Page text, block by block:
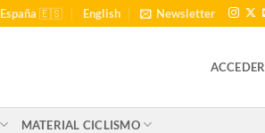
España 🇪🇸 English Newsletter
ACCEDER
MATERIAL CICLISMO